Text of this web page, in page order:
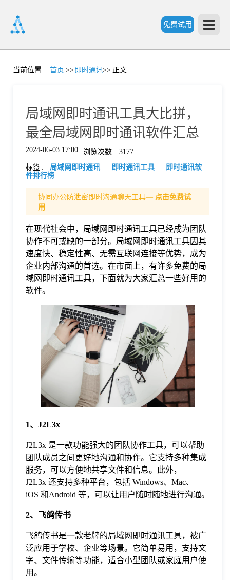
免费试用
首
格
当前位置 : 首页 >> 即时通讯>> 正文
局域网即时通讯工具大比拼，
最全局域网即时通讯软件汇总
2024-06-03 17:00 浏览次数 : 3177
标签 : 局域网即时通讯 即时通讯工具
即时通讯软
件排行榜
协同办公防泄密即时沟通聊天工具— 点击免费试
用
在现代社会中，局域网即时通讯工具已经成为团队
协作不可或缺的一部分。局域网即时通讯工具因其
速度快、稳定性高、无需互联网连接等优势，成为
企业内部沟通的首选。在市面上，有许多免费的局
域网即时通讯工具，下面就为大家汇总一些好用的
软件。
1、J2L3x
J2L3x 是一款功能强大的团队协作工具，可以帮助
团队成员之间更好地沟通和协作。它支持多种集成
服务，可以方便地共享文件和信息。此外，
J2L3x 还支持多种平台，包括 Windows、Mac、
iOS 和Android 等，可以让用户随时随地进行沟通。
2、飞鸽传书
飞鸽传书是一款老牌的局域网即时通讯工具，被广
泛应用于学校、企业等场景。它简单易用，支持文
字、文件传输等功能，适合小型团队或家庭用户使
用。